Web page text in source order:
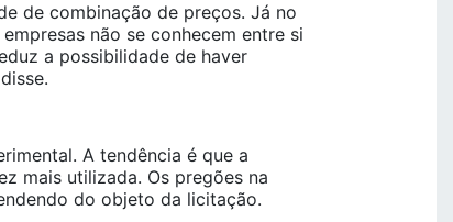
de combinação de preços. Já no
não se conhecem entre si
a possibilidade de haver
A tendência é que a
mais utilizada. Os pregões na
do objeto da licitação.